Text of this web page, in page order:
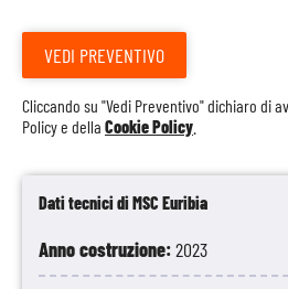
Dati tecnici di MSC Euribia
Anno costruzione:2023
VEDI PREVENTIVO
Cliccando su "Vedi Preventivo" dichiaro di
Policye della Cookie Policy